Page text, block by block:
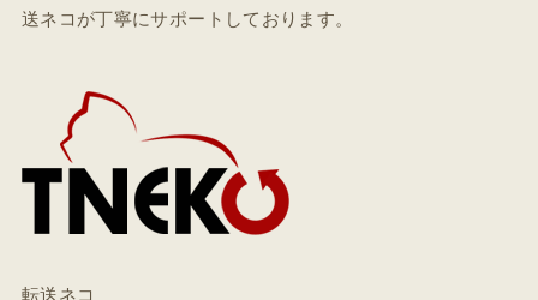
送ネコが丁寧にサポートしております。
転送ネコ